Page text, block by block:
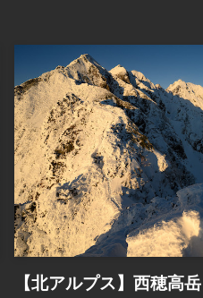
【北アルプス】西穂高